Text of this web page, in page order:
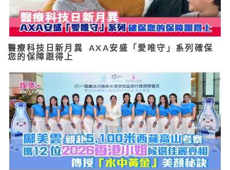
醫療科技日新月異 AXA安盛「愛唯守」系列確保
您的保障跟得上